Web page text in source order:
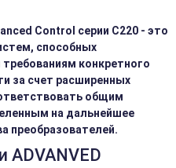
Control серии C220 - это
способных
конкретного
за счет расширенных
общим
на дальнейшее
преобразователей.
ADVANVED